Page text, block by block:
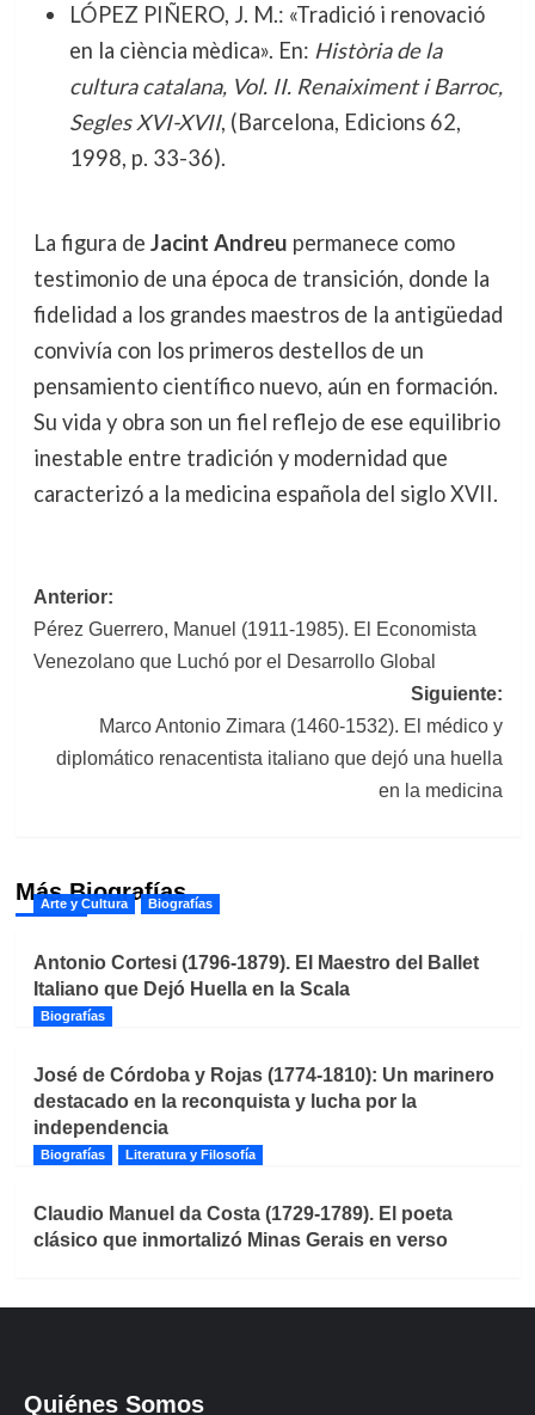
LÓPEZ PIÑERO, J. M.: «Tradició i renovació
en la ciència mèdica». En: Història de la
cultura catalana, Vol. II. Renaiximent i Barroc,
Segles XVI-XVII, (Barcelona, Edicions 62,
1998, p. 33-36).
La figura de Jacint Andreu permanece como
testimonio de una época de transición, donde la
fidelidad a los grandes maestros de la antigüedad
convivía con los primeros destellos de un
pensamiento científico nuevo, aún en formación.
Su vida y obra son un fiel reflejo de ese equilibrio
inestable entre tradición y modernidad que
caracterizó a la medicina española del siglo XVII.
Navegación
de
entradas
Anterior:
Pérez Guerrero, Manuel (1911-1985). El Economista
Venezolano que Luchó por el Desarrollo Global
Siguiente:
Marco Antonio Zimara (1460-1532). El médico y
diplomático renacentista italiano que dejó una huella
en la medicina
Más Biografías
Arte y Cultura Biografías
Antonio Cortesi (1796-1879). El Maestro del Ballet
Italiano que Dejó Huella en la Scala
Biografías
José de Córdoba y Rojas (1774-1810): Un marinero
destacado en la reconquista y lucha por la
independencia
Biografías Literatura y Filosofía
Claudio Manuel da Costa (1729-1789). El poeta
clásico que inmortalizó Minas Gerais en verso
Quiénes Somos